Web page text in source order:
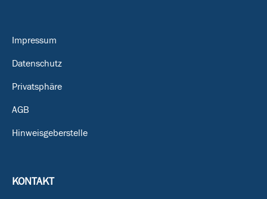
Impressum
Datenschutz
Privatsphäre
AGB
Hinweisgeberstelle
KONTAKT